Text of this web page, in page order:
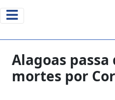
Alagoas passa
mortes por